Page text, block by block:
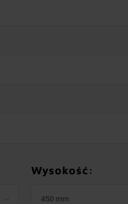
Wysokość:
450 mm